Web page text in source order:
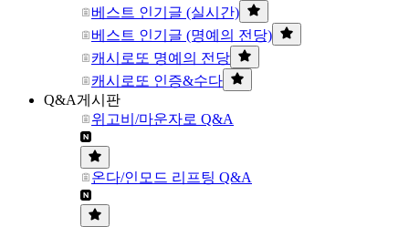
베스트 인기글 (실시간)
베스트 인기글 (명예의 전당)
캐시로또 명예의 전당
캐시로또 인증&수다
Q&A게시판
위고비/마운자로 Q&A
온다/인모드 리프팅 Q&A